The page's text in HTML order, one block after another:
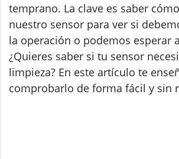
temprano. La clave es saber
nuestro sensor para ver si
la operación o podemos esperar
¿Quieres saber si tu sensor
limpieza? En este artículo te
comprobarlo de forma fácil y sin